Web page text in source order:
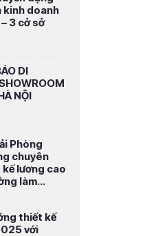
kinh doanh
3 cở sở
DI
NỘI
Phòng
chuyên
lương cao
làm...
thiết kế
với